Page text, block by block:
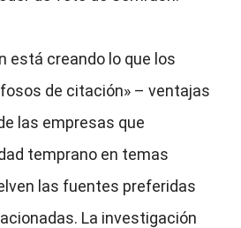
está creando lo que los
de citación» – ventajas
las empresas que
temprano en temas
las fuentes preferidas
La investigación